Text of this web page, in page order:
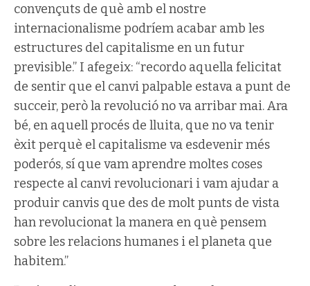
convençuts de què amb el nostre
internacionalisme podríem acabar amb les
estructures del capitalisme en un futur
previsible.” I afegeix: “recordo aquella felicitat
de sentir que el canvi palpable estava a punt de
succeir, però la revolució no va arribar mai. Ara
bé, en aquell procés de lluita, que no va tenir
èxit perquè el capitalisme va esdevenir més
poderós, sí que vam aprendre moltes coses
respecte al canvi revolucionari i vam ajudar a
produir canvis que des de molt punts de vista
han revolucionat la manera en què pensem
sobre les relacions humanes i el planeta que
habitem.”